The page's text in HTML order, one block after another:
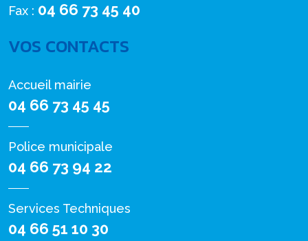
Fax : 04 66 73 45 40
VOS CONTACTS
Accueil mairie
04 66 73 45 45
Police municipale
04 66 73 94 22
Services Techniques
04 66 51 10 30